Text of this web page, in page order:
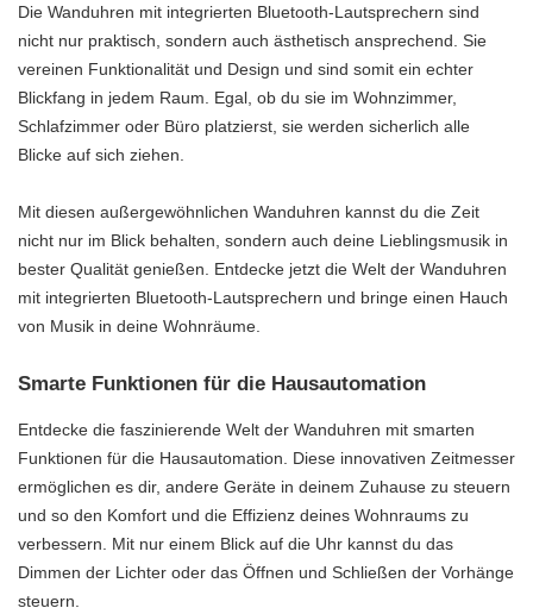
Die Wanduhren mit integrierten Bluetooth-Lautsprechern sind
nicht nur praktisch, sondern auch ästhetisch ansprechend. Sie
vereinen Funktionalität und Design und sind somit ein echter
Blickfang in jedem Raum. Egal, ob du sie im Wohnzimmer,
Schlafzimmer oder Büro platzierst, sie werden sicherlich alle
Blicke auf sich ziehen.
Mit diesen außergewöhnlichen Wanduhren kannst du die Zeit
nicht nur im Blick behalten, sondern auch deine Lieblingsmusik in
bester Qualität genießen. Entdecke jetzt die Welt der Wanduhren
mit integrierten Bluetooth-Lautsprechern und bringe einen Hauch
von Musik in deine Wohnräume.
Smarte Funktionen für die Hausautomation
Entdecke die faszinierende Welt der Wanduhren mit smarten
Funktionen für die Hausautomation. Diese innovativen Zeitmesser
ermöglichen es dir, andere Geräte in deinem Zuhause zu steuern
und so den Komfort und die Effizienz deines Wohnraums zu
verbessern. Mit nur einem Blick auf die Uhr kannst du das
Dimmen der Lichter oder das Öffnen und Schließen der Vorhänge
steuern.